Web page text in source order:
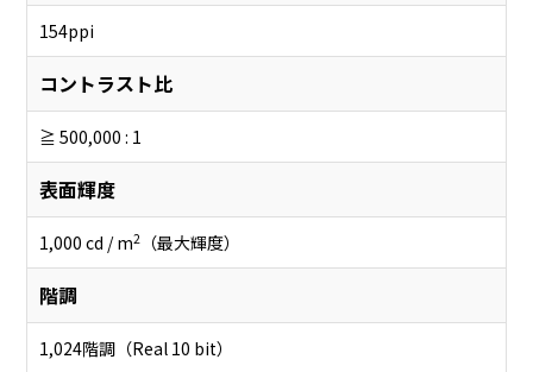
154ppi
コントラスト比
≧ 500,000 : 1
表面輝度
1,000 cd / m2 （最大輝度）
階調
1,024階調（Real 10 bit）